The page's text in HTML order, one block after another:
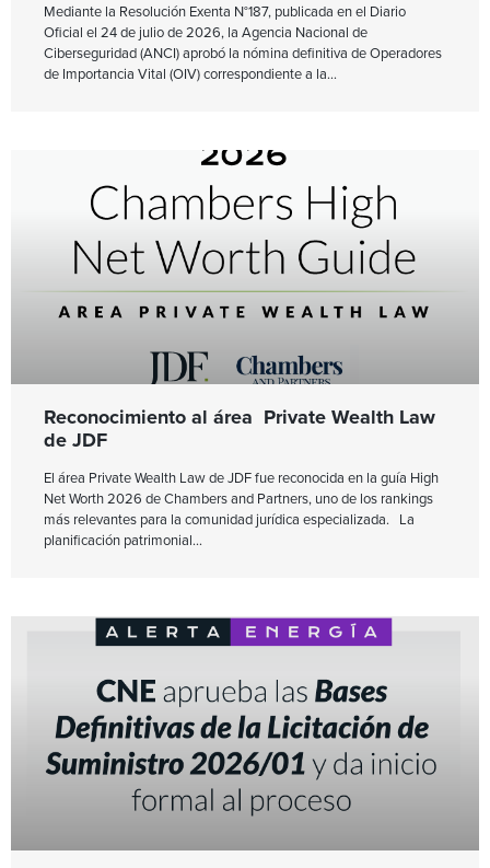
Mediante la Resolución Exenta N°187, publicada en el Diario
Oficial el 24 de julio de 2026, la Agencia Nacional de
Ciberseguridad (ANCI) aprobó la nómina definitiva de Operadores
de Importancia Vital (OIV) correspondiente a la
Reconocimiento al área Private Wealth Law
de JDF
El área Private Wealth Law de JDF fue reconocida en la guía High
Net Worth 2026 de Chambers and Partners, uno de los rankings
más relevantes para la comunidad jurídica especializada. La
planificación patrimonial